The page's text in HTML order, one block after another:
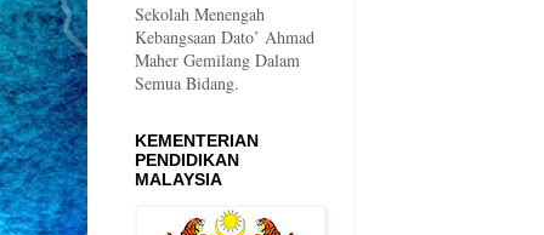
Sekolah Menengah
Kebangsaan Dato’ Ahmad
Maher Gemilang Dalam
Semua Bidang.
KEMENTERIAN
PENDIDIKAN
MALAYSIA